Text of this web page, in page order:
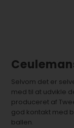
Selvom det er
med til at udvikle
produceret af
god kontakt med
ballen.